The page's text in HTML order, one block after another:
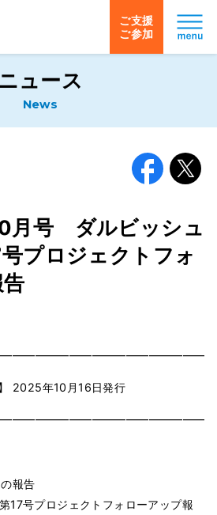
ご支援
ご参加
ニュース
News
月号 ダルビッシュ
プロジェクトフォ
2025年10月16日発⾏
報告
17号プロジェクトフォローアップ報